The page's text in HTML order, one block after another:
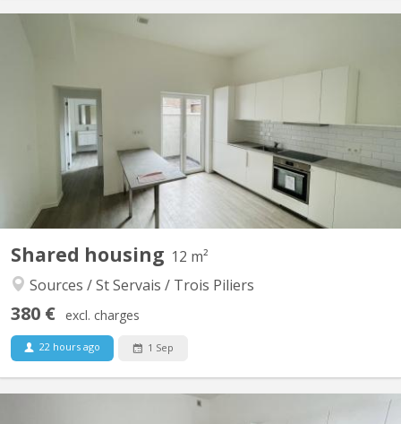
Shared housing 12 m²
Sources / St Servais / Trois Piliers
380 € excl. charges
22 hours ago 1 Sep
📍 3 chambres disponibles dans une agréable colocation à Saint-
Servais Vous recherchez une colocation calme, moderne et
idéalement située à proximité du centre de Namur ? Cette
colocation est faite pour vous ! Située Rue de Gembloux 97 à
5002 Saint-Servais, à seulement 10 minutes à pied de la gare...
KN 5181